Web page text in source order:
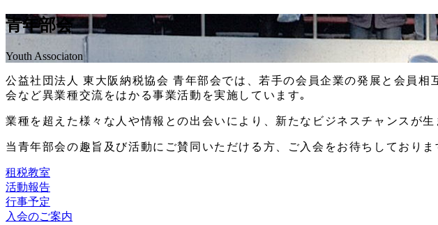
青年部会
Youth Associaton
公益社団法人 東大阪納税協会 青年部会では、若手の会員企業の発展と会員
会など異業種交流をはかる事業活動を実施しています｡
業種を超えた様々な人や情報との出会いにより、新たなビジネスチャンスが生
当青年部会の趣旨及び活動にご賛同いただける方、ご入会をお待ちしておりま
租税教室
活動報告
行事予定
入会のご案内